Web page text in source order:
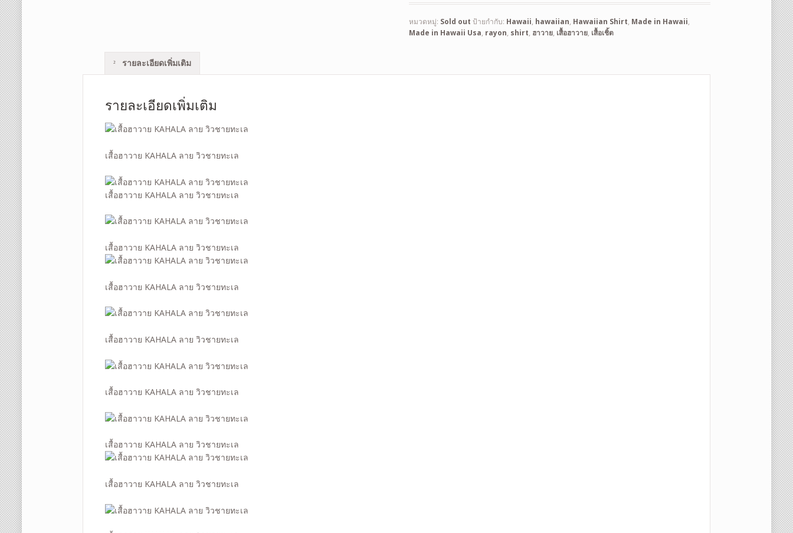
หมวดหมู่: Sold out ป้ายกำกับ: Hawaii, hawaiian, Hawaiian Shirt, Made in Hawaii,
Made in Hawaii Usa, rayon, shirt, ฮาวาย, เสื้อฮาวาย, เสื้อเชิ้ต
รายละเอียดเพิ่มเติม
รายละเอียดเพิ่มเติม
เสื้อฮาวาย KAHALA ลาย วิวชายทะเล
เสื้อฮาวาย KAHALA ลาย วิวชายทะเล
เสื้อฮาวาย KAHALA ลาย วิวชายทะเล
เสื้อฮาวาย KAHALA ลาย วิวชายทะเล
เสื้อฮาวาย KAHALA ลาย วิวชายทะเล
เสื้อฮาวาย KAHALA ลาย วิวชายทะเล
เสื้อฮาวาย KAHALA ลาย วิวชายทะเล
เสื้อฮาวาย KAHALA ลาย วิวชายทะเล